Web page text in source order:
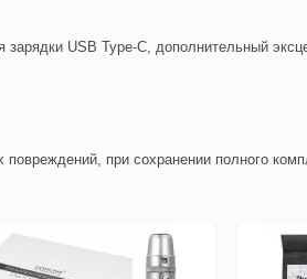
USB Type-C, дополнительный
при сохранении полного